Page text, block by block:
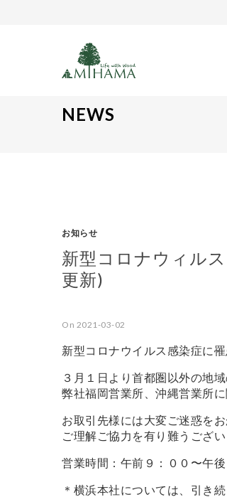
NEWS
お知らせ
新型コロナウィル
更新)
On 2021-03-02
新型コロナウイルス感染症に
３月１日より首都圏以外の地
弊社福岡営業所、沖縄営業所
お取引先様には大変ご迷惑をお
ご理解ご協力を有り難うござい
営業時間：午前９：００〜午
＊横浜本社については、引き